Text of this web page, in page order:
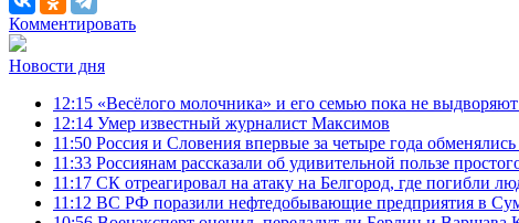
Комментировать
Новости дня
12:15 «Весёлого молочника» и его семью пока не
12:14 Умер известный журналист Максимов
11:50 Россия и Словения впервые за четыре года
11:33 Россиянам рассказали об удивительной пользе
11:17 СК отреагировал на атаку на Белгород, где погибли
11:12 ВС РФ поразили нефтедобывающие предприятия в